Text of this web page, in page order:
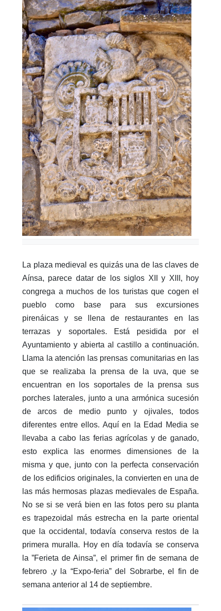
La plaza medieval es quizás una de las claves de
Aínsa, parece datar de los siglos XII y XIII, hoy
congrega a muchos de los turistas que cogen el
pueblo como base para sus excursiones
pirenáicas y se llena de restaurantes en las
terrazas y soportales. Está pesidida por el
Ayuntamiento y abierta al castillo a continuación.
Llama la atención las prensas comunitarias en las
que se realizaba la prensa de la uva, que se
encuentran en los soportales de la prensa sus
porches laterales, junto a una armónica sucesión
de arcos de medio punto y ojivales, todos
diferentes entre ellos. Aquí en la Edad Media se
llevaba a cabo las ferias agrícolas y de ganado,
esto explica las enormes dimensiones de la
misma y que, junto con la perfecta conservación
de los edificios originales, la convierten en una de
las más hermosas plazas medievales de España.
No se si se verá bien en las fotos pero su planta
es trapezoidal más estrecha en la parte oriental
que la occidental, todavía conserva restos de la
primera muralla. Hoy en día todavía se conserva
la ”Ferieta de Ainsa”, el primer fin de semana de
febrero ,y la “Expo-feria” del Sobrarbe, el fin de
semana anterior al 14 de septiembre.